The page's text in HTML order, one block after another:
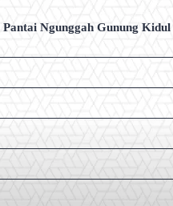
Pantai Ngunggah Gunung Kidul